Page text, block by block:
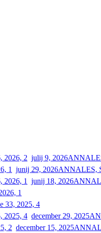
julij 9, 2026
junij 29, 2026ANNALES,
junij 18, 2026
1
33, 2025, 4
december 29, 2025
december 15, 2025